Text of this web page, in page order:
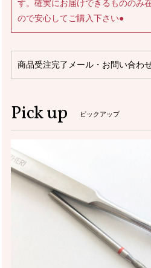
す。確実にお届けできるもののみ
ので安心してご購入下さい●
商品受注完了メール・お問い合わ
Pick up ピックアップ